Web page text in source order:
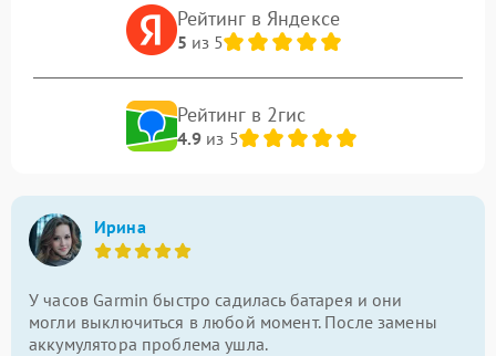
Рейтинг в Яндексе
5 из 5
Рейтинг в 2гис
4.9из 5
Ирина
У часов Garmin быстро садилась батарея и они
могли выключиться в любой момент. После замены
аккумулятора проблема ушла.